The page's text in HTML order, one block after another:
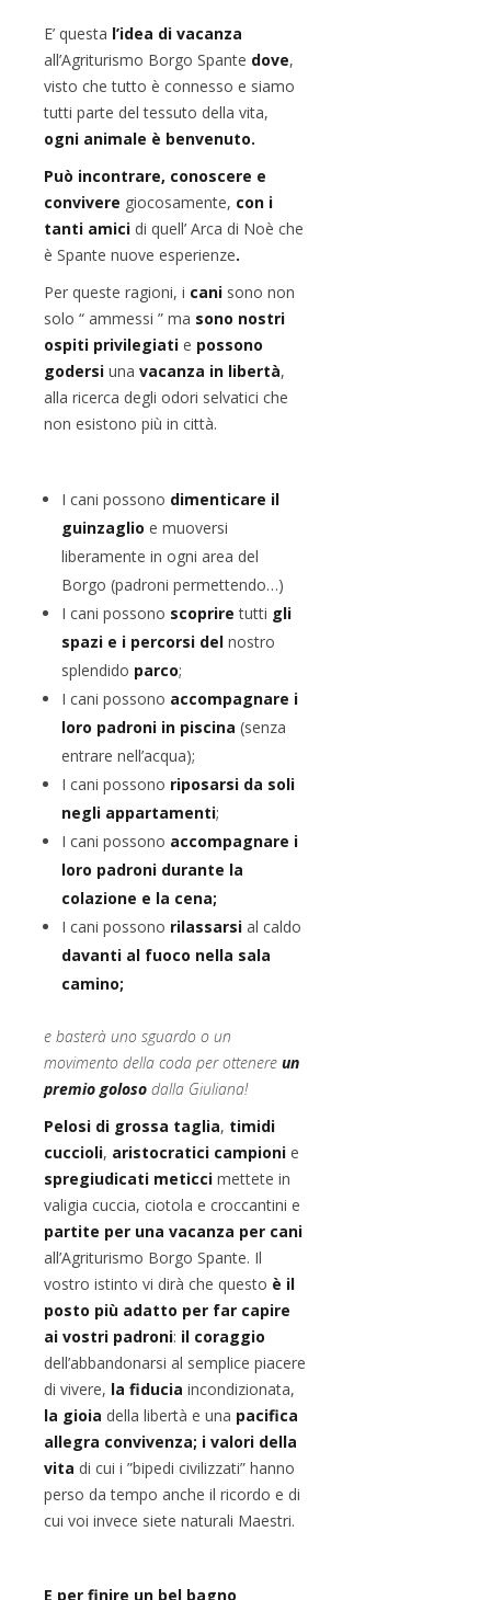
E’ questa l’idea di vacanza
all’Agriturismo Borgo Spante dove,
visto che tutto è connesso e siamo
tutti parte del tessuto della vita,
ogni animale è benvenuto.
Può incontrare, conoscere e
convivere giocosamente, con i
tanti amici di quell’ Arca di Noè che
è Spante nuove esperienze.
Per queste ragioni, i cani sono non
solo “ ammessi ” ma sono nostri
ospiti privilegiati e possono
godersi una vacanza in libertà,
alla ricerca degli odori selvatici che
non esistono più in città.
I cani possono dimenticare il
guinzaglio e muoversi
liberamente in ogni area del
Borgo (padroni permettendo…)
I cani possono scoprire tutti gli
spazi e i percorsi del nostro
splendido parco;
I cani possono accompagnare i
loro padroni in piscina (senza
entrare nell’acqua);
I cani possono riposarsi da soli
negli appartamenti;
I cani possono accompagnare i
loro padroni durante la
colazione e la cena;
I cani possono rilassarsi al caldo
davanti al fuoco nella sala
camino;
e basterà uno sguardo o un
movimento della coda per ottenere un
premio goloso dalla Giuliana!
Pelosi di grossa taglia, timidi
cuccioli, aristocratici campioni e
spregiudicati meticci mettete in
valigia cuccia, ciotola e croccantini e
partite per una vacanza per cani
all’Agriturismo Borgo Spante. Il
vostro istinto vi dirà che questo è il
posto più adatto per far capire
ai vostri padroni: il coraggio
dell’abbandonarsi al semplice piacere
di vivere, la fiducia incondizionata,
la gioia della libertà e una pacifica
allegra convivenza; i valori della
vita di cui i ”bipedi civilizzati” hanno
perso da tempo anche il ricordo e di
cui voi invece siete naturali Maestri.
E per finire un bel bagno